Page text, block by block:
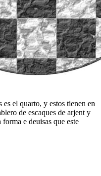
el quarto, y estos tienen en
de escaques de arjent y
e deuisas que este